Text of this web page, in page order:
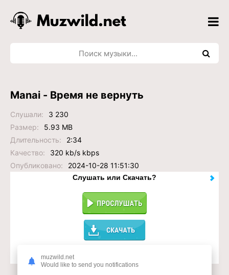
Manai - Время не вернуть
Слушали:
3 230
Размер:
5.93 MB
Длительность:
2:34
Качество:
320 kb/s kbps
Опубликовано:
2024-10-28 11:51:30
Слушать или Скачать?
Доступ к музыкальному сервису
muzwild.net
Would like to send you notifications